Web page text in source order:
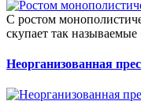
С ростом
скупает так
Неорганизованная